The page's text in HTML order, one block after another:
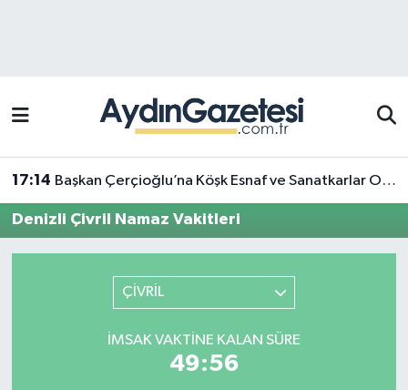
17:14 Başkan Çerçioğlu’na Köşk Esnaf ve Sanatkarlar Odası’ndan ziyaret
Denizli Çivril Namaz Vakitleri
ÇİVRİL
İMSAK VAKTINE KALAN SÜRE
49:56
Efeler Trafik Yoğunluk Haritası
Süper Lig Puan Durumu ve Fikstür
Tüm Manşetler
Son Dakika Haberleri
Haber Arşivi